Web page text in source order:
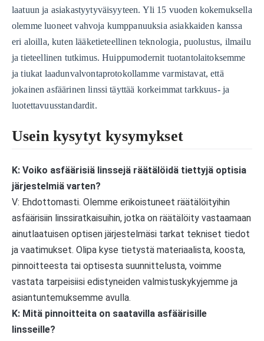
laatuun ja asiakastyytyväisyyteen. Yli 15 vuoden kokemuksella
olemme luoneet vahvoja kumppanuuksia asiakkaiden kanssa
eri aloilla, kuten lääketieteellinen teknologia, puolustus, ilmailu
ja tieteellinen tutkimus. Huippumodernit tuotantolaitoksemme
ja tiukat laadunvalvontaprotokollamme varmistavat, että
jokainen asfäärinen linssi täyttää korkeimmat tarkkuus- ja
luotettavuusstandardit.
Usein kysytyt kysymykset
K: Voiko asfäärisiä linssejä räätälöidä tiettyjä optisia
järjestelmiä varten?
V: Ehdottomasti. Olemme erikoistuneet räätälöityihin
asfäärisiin linssiratkaisuihin, jotka on räätälöity vastaamaan
ainutlaatuisen optisen järjestelmäsi tarkat tekniset tiedot
ja vaatimukset. Olipa kyse tietystä materiaalista, koosta,
pinnoitteesta tai optisesta suunnittelusta, voimme
vastata tarpeisiisi edistyneiden valmistuskykyjemme ja
asiantuntemuksemme avulla.
K: Mitä pinnoitteita on saatavilla asfäärisille
linsseille?